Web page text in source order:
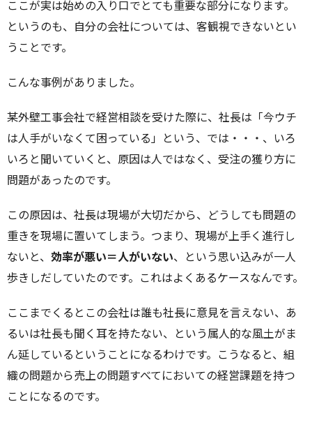
ここが実は始めの入り口でとても重要な部分になります。
というのも、自分の会社については、客観視できないとい
うことです。
こんな事例がありました。
某外壁工事会社で経営相談を受けた際に、社長は「今ウチ
は人手がいなくて困っている」という、では・・・、いろ
いろと聞いていくと、原因は人ではなく、受注の獲り方に
問題があったのです。
この原因は、社長は現場が大切だから、どうしても問題の
重きを現場に置いてしまう。つまり、現場が上手く進行し
ないと、 効率が悪い＝人がいない、という思い込みが一人
歩きしだしていたのです。これはよくあるケースなんです。
ここまでくるとこの会社は誰も社長に意見を言えない、あ
るいは社長も聞く耳を持たない、という属人的な風土がま
ん延しているということになるわけです。こうなると、組
織の問題から売上の問題すべてにおいての経営課題を持つ
ことになるのです。